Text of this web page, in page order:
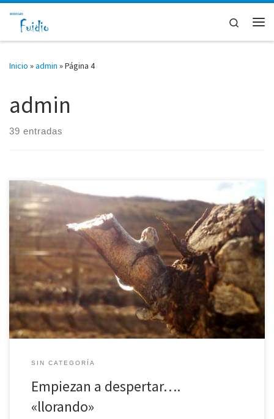
Saltar al contenido
Search
Inicio »admin »Página 4
admin
39 entradas
SIN CATEGORÍA
Empiezan a despertar….
«llorando»